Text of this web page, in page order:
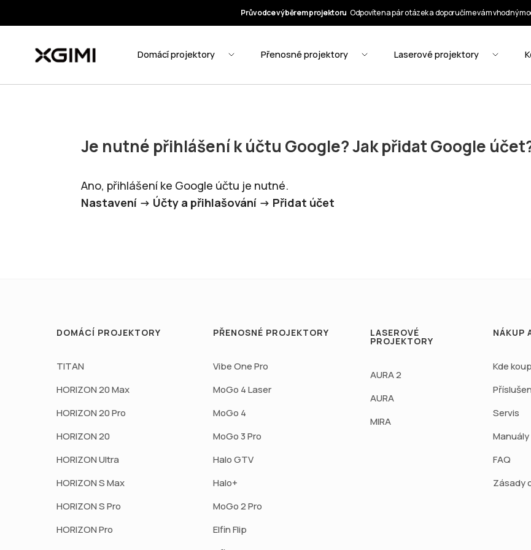
Je nutné přihlášení k účtu Google? Jak přidat Google
Ano, přihlášení ke Google účtu je nutné.
Nastavení -> Účty a přihlašování -> Přidat účet
DOMÁCÍ PROJEKTORY
TITAN
HORIZON 20 Max
HORIZON 20 Pro
HORIZON 20
HORIZON Ultra
HORIZON S Max
HORIZON S Pro
HORIZON Pro
PŘENOSNÉ PROJEKTORY
Vibe One Pro
MoGo 4 Laser
MoGo 4
MoGo 3 Pro
Halo GTV
Halo+
MoGo 2 Pro
Elfin Flip
LASEROVÉ
PROJEKTORY
AURA 2
AURA
MIRA
NÁKUP
Kde
Servis
Manuály
FAQ
Zásady